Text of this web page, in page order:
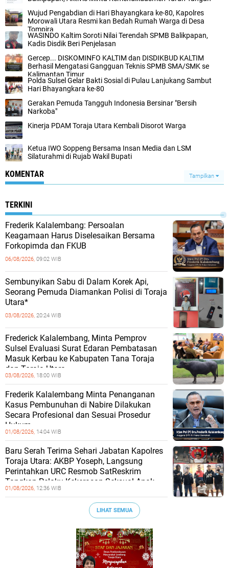
Wujud Pengabdian di Hari Bhayangkara ke-80, Kapolres
Morowali Utara Resmi kan Bedah Rumah Warga di Desa
Tompira
WASINDO Kaltim Soroti Nilai Terendah SPMB Balikpapan,
Kadis Disdik Beri Penjelasan
Gercep... DISKOMINFO KALTIM dan DISDIKBUD KALTIM
Berhasil Mengatasi Gangguan Teknis SPMB SMA/SMK se
Kalimantan Timur
Polda Sulsel Gelar Bakti Sosial di Pulau Lanjukang Sambut
Hari Bhayangkara ke-80
Gerakan Pemuda Tangguh Indonesia Bersinar "Bersih
Narkoba"
Kinerja PDAM Toraja Utara Kembali Disorot Warga
Ketua IWO Soppeng Bersama Insan Media dan LSM
Silaturahmi di Rujab Wakil Bupati
KOMENTAR Tampilkan
TERKINI
Frederik Kalalembang: Persoalan
Keagamaan Harus Diselesaikan Bersama
Forkopimda dan FKUB
06/08/2026, 09:02 WIB
Sembunyikan Sabu di Dalam Korek Api,
Seorang Pemuda Diamankan Polisi di Toraja
Utara*
03/08/2026, 20:24 WIB
Frederick Kalalembang, Minta Pemprov
Sulsel Evaluasi Surat Edaran Pembatasan
Masuk Kerbau ke Kabupaten Tana Toraja
dan Toraja Utara
03/08/2026, 18:00 WIB
Frederik Kalalembang Minta Penanganan
Kasus Pembunuhan di Nabire Dilakukan
Secara Profesional dan Sesuai Prosedur
Hukum
01/08/2026, 14:04 WIB
Baru Serah Terima Sehari Jabatan Kapolres
Toraja Utara: AKBP Yoseph, Langsung
Perintahkan URC Resmob SatReskrim
Tangkap Pelaku Kekerasan Seksual Anak
01/08/2026, 12:36 WIB
LIHAT SEMUA